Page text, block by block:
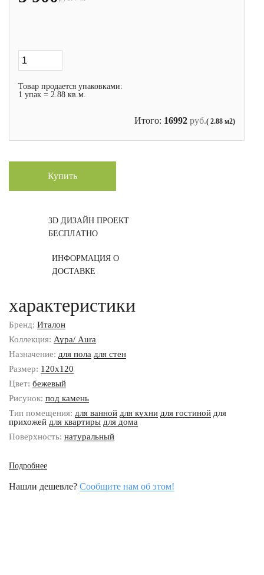
Товар продается упаковками:
1 упак = 2.88 кв.м.
Итого: 16992 руб.( 2.88 м2)
Купить
3D ДИЗАЙН ПРОЕКТ
БЕСПЛАТНО
ИНФОРМАЦИЯ О
ДОСТАВКЕ
характеристики
Бренд: Италон
Коллекция: Аура/ Aura
Назначение: для пола для стен
Размер: 120x120
Цвет: бежевый
Рисунок: под камень
Тип помещения: для ванной для кухни для гостиной для
прихожей для квартиры для дома
Поверхность: натуральный
Подробнее
Нашли дешевле? Сообщите нам об этом!